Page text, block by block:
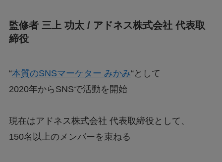
監修者 三上 功太 / アドネス株式会社 代表取
締役
“本質のSNSマーケター みかみ“として
2020年からSNSで活動を開始
現在はアドネス株式会社 代表取締役として、
150名以上のメンバーを束ねる